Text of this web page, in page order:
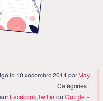
le 10 décembre 2014 par May
Catégories :
Facebook,TwitterouGoogle +